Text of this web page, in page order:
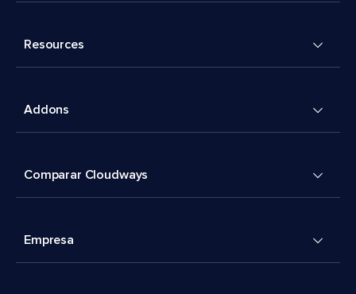
Resources
Addons
Comparar Cloudways
Empresa